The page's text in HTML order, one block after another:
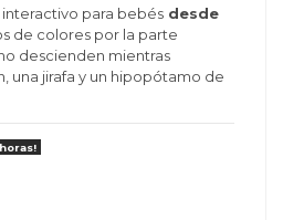
para bebés desde
de colores por la parte
descienden mientras
una jirafa y un hipopótamo de